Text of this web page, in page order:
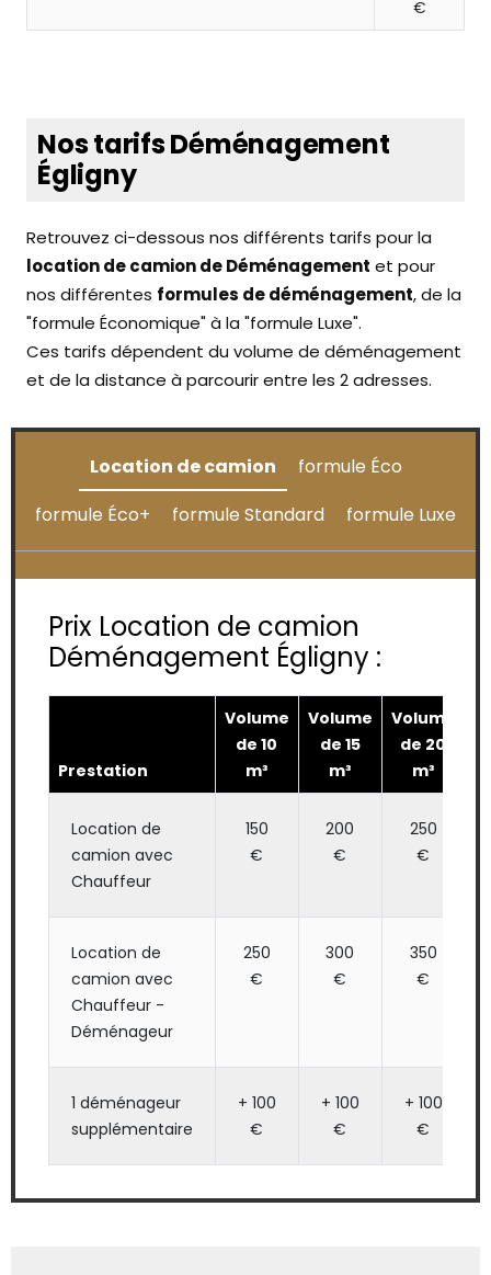
€
Nos tarifs Déménagement
Égligny
Retrouvez ci-dessous nos différents tarifs pour la
location de camion de Déménagement et pour
nos différentes formules de déménagement, de la
"formule Économique" à la "formule Luxe".
Ces tarifs dépendent du volume de déménagement
et de la distance à parcourir entre les 2 adresses.
Location de camion
formule Éco
formule Éco+
formule Standard formule Luxe
Prix Location de camion
Déménagement Égligny :
Prestation
Volume
de 10
m³
Volume
de 15
m³
Volume
de 20
m³
Location de
camion avec
Chauffeur
150
€
200
€
250
€
Location de
camion avec
Chauffeur -
Déménageur
250
€
300
€
350
€
1 déménageur
supplémentaire
+ 100
€
+ 100
€
+ 100
€